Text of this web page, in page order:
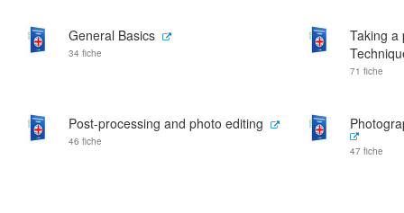
General Basics
34 fiche
Taking a
71 fiche
Post-processing and photo editing
46 fiche
47 fiche